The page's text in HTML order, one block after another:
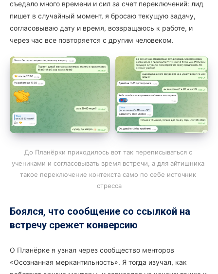
съедало много времени и сил за счет переключений: лид
пишет в случайный момент, я бросаю текущую задачу,
согласовываю дату и время, возвращаюсь к работе, и
через час все повторяется с другим человеком.
До Планёрки приходилось вот так переписываться с
учениками и согласовывать время встречи, а для айтишника
такое переключение контекста само по себе источник
стресса
Боялся, что сообщение со ссылкой на
встречу срежет конверсию
О Планёрке я узнал через сообщество менторов
«Осознанная меркантильность». Я тогда изучал, как